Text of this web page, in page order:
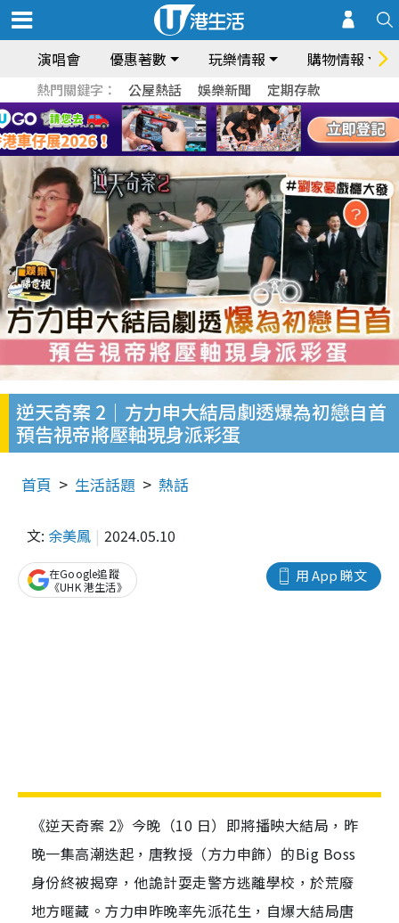
演唱會 優惠著數 玩樂情報 購物情報
熱門關鍵字： 公屋熱話 娛樂新聞 定期存款
逆天奇案 2│方力申大結局劇透爆為初戀自首
預告視帝將壓軸現身派彩蛋
首頁 生活話題 熱話
文: 余美鳳 2024.05.10
用 App 睇文
在Google追蹤
《UHK 港生活》
《逆天奇案 2》今晚（10 日）即將播映大結局，昨
晚一集高潮迭起，唐教授（方力申飾）的Big Boss
身份終被揭穿，他詭計耍走警方逃離學校，於荒廢
地方暱藏。方力申昨晚率先派花生，自爆大結局唐